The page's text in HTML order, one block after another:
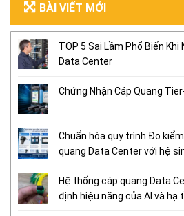
BÀI VIẾT MỚI
TOP 5 Sai Lầm Phổ Biến
Data Center
Chứng Nhận Cáp Quang
Chuẩn hóa quy trình Đo
quang Data Center với hệ
Hệ thống cáp quang Data
định hiệu năng của AI và hạ